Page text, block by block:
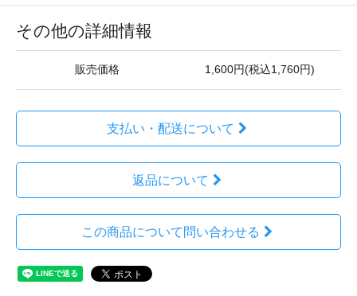
その他の詳細情報
販売価格 1,600円(税込1,760円)
支払い・配送について
返品について
この商品について問い合わせる